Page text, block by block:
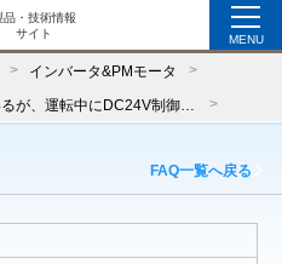
品・技術情報
サイト
MENU
インバータ&PMモータ
FAQ一覧へ戻る